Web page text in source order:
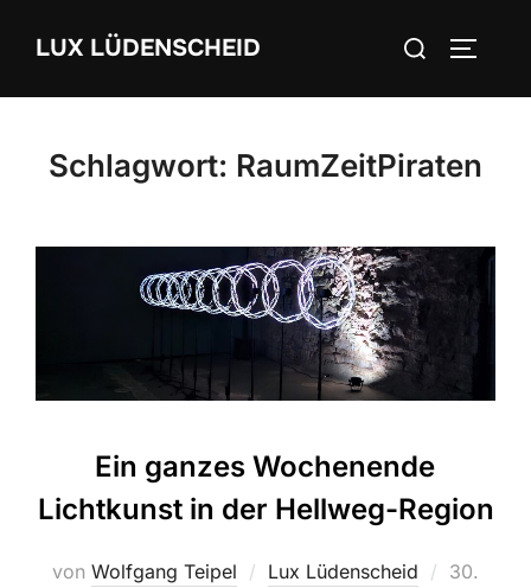
InhaltLUX LÜDENSCHEID
Suchen
Schlagwort: RaumZeitPiraten
Ein ganzes Wochenende
Lichtkunst in der Hellweg-Region
von Wolfgang Teipel Lux Lüdenscheid
30.